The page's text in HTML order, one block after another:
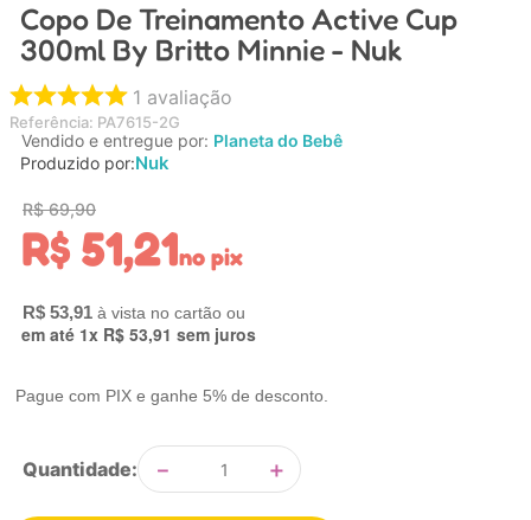
Copo De Treinamento Active Cup
300ml By Britto Minnie - Nuk
1 avaliação
Referência: PA7615-2G
Vendido e entregue por: Planeta do Bebê
Produzido por:Nuk
R$ 69,90
R$ 51,21no pix
R$ 53,91
em até 1x R$ 53,91 sem juros
Pague com PIX e ganhe 5% de desconto.
Quantidade ＋
－
5 º
chupeta
7
carrinho bebe
8º
mamadeira
10º carro eletrico